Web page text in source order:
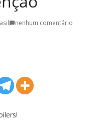
nenhum comentário